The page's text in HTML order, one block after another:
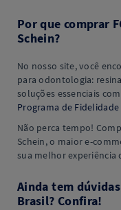
Por que comprar
Schein?
No nosso site, você
para odontologia:
soluções essenciais
Programa de
Não perca tempo!
Schein, o maior e-
sua melhor experiência
Ainda tem
Brasil? Confira!